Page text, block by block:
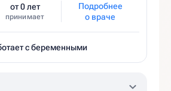
от 0 лет
принимает
Подробнее
о враче
с беременными